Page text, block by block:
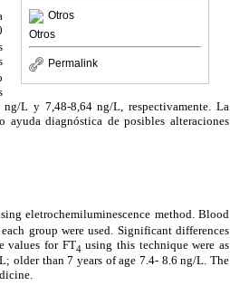
Otros
Otros
Permalink
L y 7,48-8,64 ng/L, respectivamente. La
ayuda diagnóstica de posibles alteraciones
eletrochemiluminescence method. Blood
group were used. Significant differences
values for FT4 using this technique were as
older than 7 years of age 7.4- 8.6 ng/L. The